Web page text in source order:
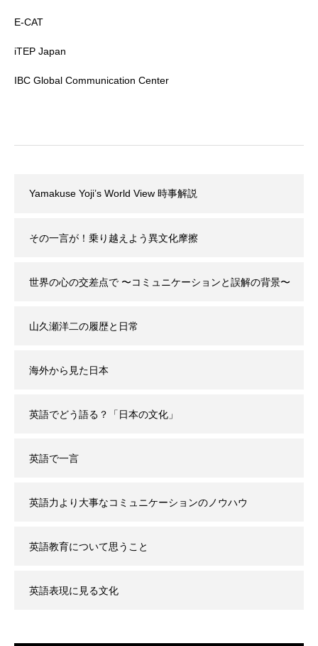
E-CAT
iTEP Japan
IBC Global Communication Center
Yamakuse Yoji’s World View 時事解説
その一言が！乗り越えよう異文化摩擦
世界の心の交差点で 〜コミュニケーションと誤解の背景〜
山久瀬洋二の履歴と日常
海外から見た日本
英語でどう語る？「日本の文化」
英語で一言
英語力より大事なコミュニケーションのノウハウ
英語教育について思うこと
英語表現に見る文化